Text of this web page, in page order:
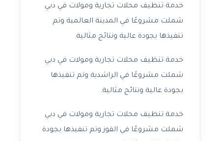
خدمة تنظيف محلات تجارية ومولات في دبي
شملت مشروعًا في المدينة العالمية وتم
تنفيذها بجودة عالية ونتائج مثالية.
خدمة تنظيف محلات تجارية ومولات في دبي
شملت مشروعًا في الراشدية وتم تنفيذها
بجودة عالية ونتائج مثالية.
خدمة تنظيف محلات تجارية ومولات في دبي
شملت مشروعًا في القوز وتم تنفيذها بجودة